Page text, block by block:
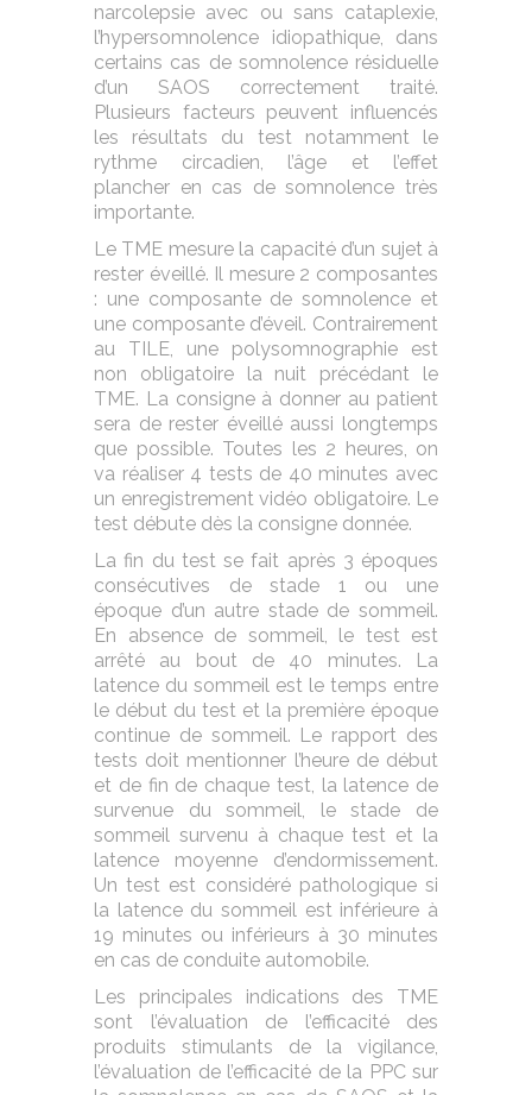
narcolepsie avec ou sans cataplexie,
l’hypersomnolence idiopathique, dans
certains cas de somnolence résiduelle
d’un SAOS correctement traité.
Plusieurs facteurs peuvent influencés
les résultats du test notamment le
rythme circadien, l’âge et l’effet
plancher en cas de somnolence très
importante.
Le TME mesure la capacité d’un sujet à
rester éveillé. Il mesure 2 composantes
: une composante de somnolence et
une composante d’éveil. Contrairement
au TILE, une polysomnographie est
non obligatoire la nuit précédant le
TME. La consigne à donner au patient
sera de rester éveillé aussi longtemps
que possible. Toutes les 2 heures, on
va réaliser 4 tests de 40 minutes avec
un enregistrement vidéo obligatoire. Le
test débute dès la consigne donnée.
La fin du test se fait après 3 époques
consécutives de stade 1 ou une
époque d’un autre stade de sommeil.
En absence de sommeil, le test est
arrêté au bout de 40 minutes. La
latence du sommeil est le temps entre
le début du test et la première époque
continue de sommeil. Le rapport des
tests doit mentionner l’heure de début
et de fin de chaque test, la latence de
survenue du sommeil, le stade de
sommeil survenu à chaque test et la
latence moyenne d’endormissement.
Un test est considéré pathologique si
la latence du sommeil est inférieure à
19 minutes ou inférieurs à 30 minutes
en cas de conduite automobile.
Les principales indications des TME
sont l’évaluation de l’efficacité des
produits stimulants de la vigilance,
l’évaluation de l’efficacité de la PPC sur